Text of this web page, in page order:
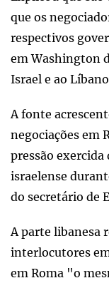
que os
respectivos
em Washington
Israel e ao
A fonte
negociações em
pressão
israelense
do secretário de
A parte libanesa
interlocutores
em Roma "o